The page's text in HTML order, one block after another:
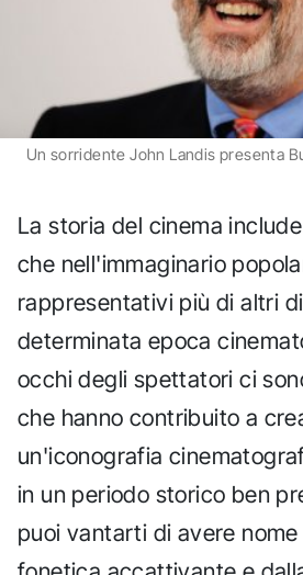
Un sorridente John Landis presenta
La storia del cinema
che nell'immaginario
rappresentativi più di altri
determinata epoca
occhi degli spettatori ci
che hanno contribuito a
un'iconografia
in un periodo storico ben
puoi vantarti di avere